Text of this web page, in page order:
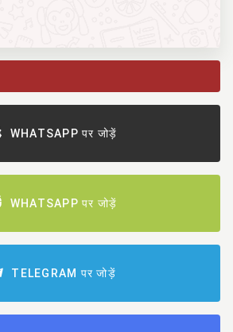
WHATSAPP पर जोड़ें
WHATSAPP पर जोड़ें
TELEGRAM पर जोड़ें